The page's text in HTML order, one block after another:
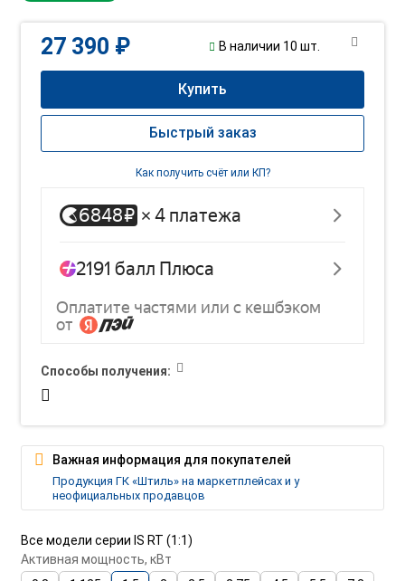
Все модели серии IS RT (1:1)
Активная мощность, кВт
27 390 ₽ В наличии 10 шт.
Купить
Быстрый заказ
Как получить счёт или КП?
Способы получения:
Важная информация для покупателей
Продукция ГК «Штиль» на маркетплейсах и у
неофициальных продавцов